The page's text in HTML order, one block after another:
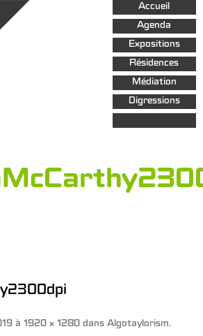
Aller au
contenu
principal
Accueil
Agenda
Expositions
Résidences
Médiation
Digressions
à 1920 × 1280 dans Algotaylorism.